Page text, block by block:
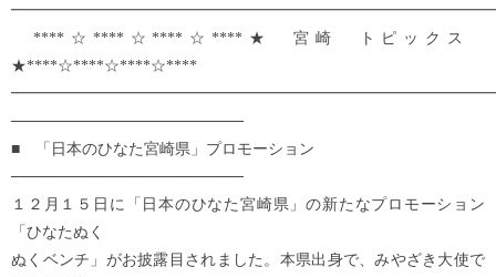
****☆****☆****☆****★ 宮崎 トピックス
★****☆****☆****☆****
─────────────────────
■ 「日本のひなた宮崎県」プロモーション
─────────────────────
１２月１５日に「日本のひなた宮崎県」の新たなプロモーション
「ひなたぬく
ぬくベンチ」がお披露目されました。本県出身で、みやざき大使で